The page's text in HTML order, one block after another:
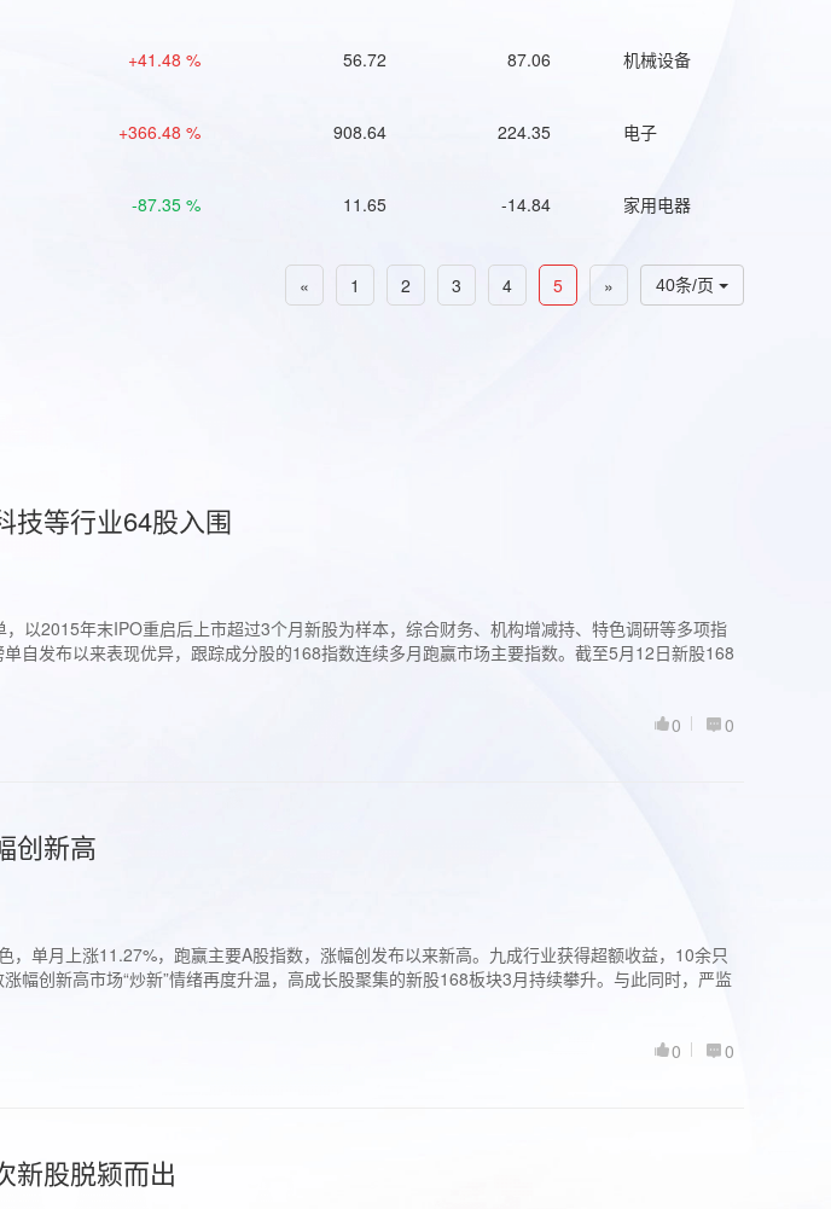
+41.48 % 56.72 87.06 机械设备
+366.48 % 908.64 224.35 电子
-87.35 % 11.65 -14.84 家用电器
40条/页
« 1 2 3 4 5 »
技等行业64股入围
以2015年末IPO重启后上市超过3个月新股为样本，综合财务、机构增减持、特色调研等多项指
自发布以来表现优异，跟踪成分股的168指数连续多月跑赢市场主要指数。截至5月12日新股168
0
0
创新高
，单月上涨11.27%，跑赢主要A股指数，涨幅创发布以来新高。九成行业获得超额收益，10余只
幅创新高市场“炒新”情绪再度升温，高成长股聚集的新股168板块3月持续攀升。与此同时，严监
0
0
新股脱颍而出